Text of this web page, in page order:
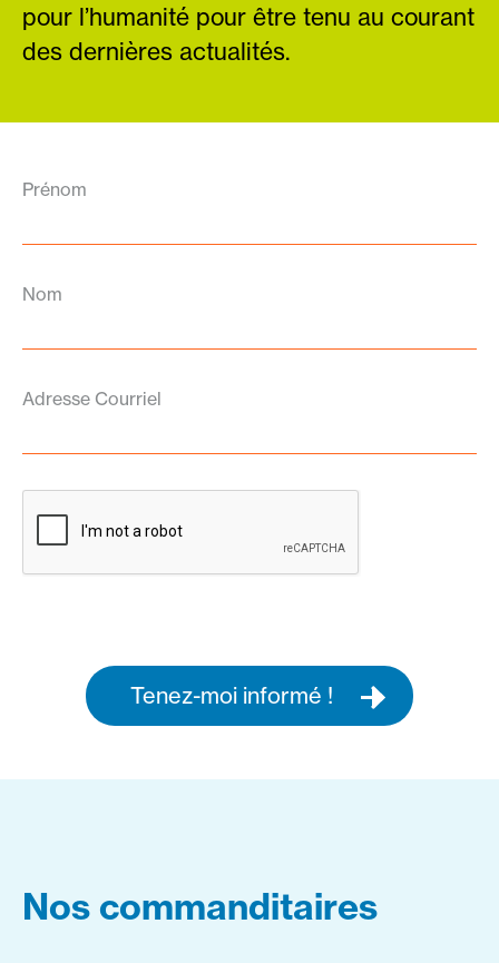
pour l’humanité pour être tenu au courant
des dernières actualités.
Prénom
Nom
Adresse Courriel
Tenez-moi informé !
Nos commanditaires